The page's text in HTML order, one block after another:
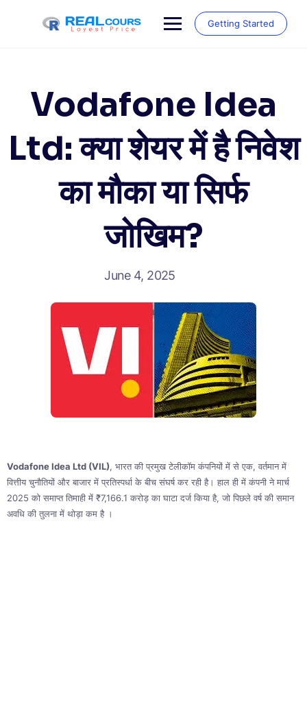
Getting Started
Vodafone Idea
Ltd: क्या शेयर में है निवेश
का मौका या सिर्फ
जोखिम?
June 4, 2025
Vodafone Idea Ltd (VIL), भारत की प्रमुख टेलीकॉम कंपनियों में से एक, वर्तमान में
वित्तीय चुनौतियों और बाजार में प्रतिस्पर्धा के बीच संघर्ष कर रही है। हाल ही में कंपनी ने मार्च
2025 को समाप्त तिमाही में ₹7,166.1 करोड़ का घाटा दर्ज किया है, जो पिछले वर्ष की समान
अवधि की तुलना में थोड़ा कम है ।